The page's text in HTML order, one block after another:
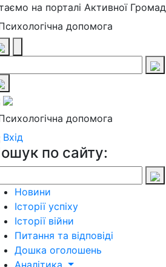
на порталі Активної
допомога
допомога
Вхід
по сайту:
Новини
Історії успіху
Історії війни
Питання та відповіді
Дошка оголошень
Аналітика